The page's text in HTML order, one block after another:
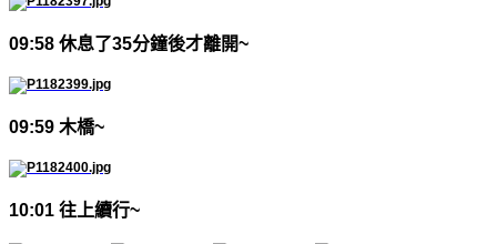
09:58 休息了35分鐘後才離開~
09:59 木橋~
10:01 往上續行~